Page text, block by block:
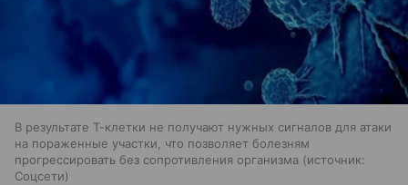
В результате Т-клетки не получают нужных сигналов для атаки
на пораженные участки, что позволяет болезням
прогрессировать без сопротивления организма
источник:
Соцсети